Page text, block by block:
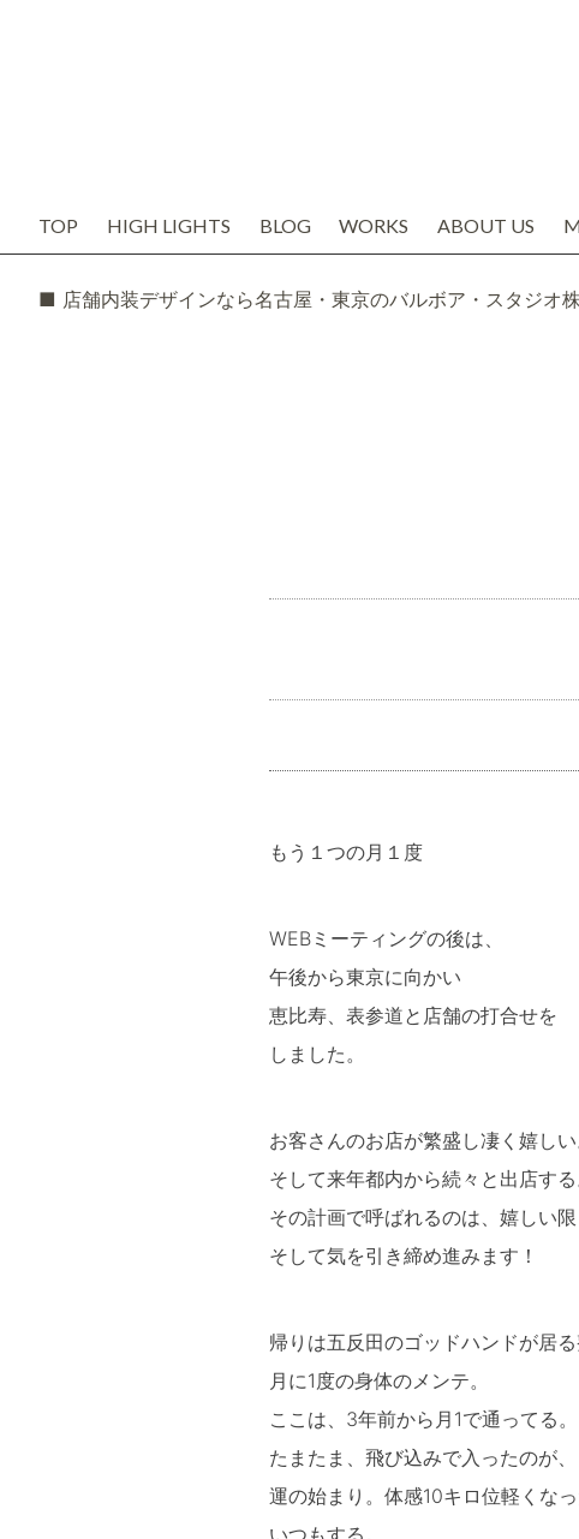
TOP HIGH LIGHTS BLOG WORKS ABOUT US
■ 店舗内装デザインなら名古屋・東京のバルボア・スタジオ
もう１つの月１度
WEBミーティングの後は、
午後から東京に向かい
恵比寿、表参道と店舗の打合せを
しました。
お客さんのお店が繁盛し凄く嬉しい
そして来年都内から続々と出店する
その計画で呼ばれるのは、嬉しい
そして気を引き締め進みます！
帰りは五反田のゴッドハンドが居る
月に1度の身体のメンテ。
ここは、3年前から月1で通ってる。
たまたま、飛び込みで入ったのが、
運の始まり。体感10キロ位軽くな
いつもする。